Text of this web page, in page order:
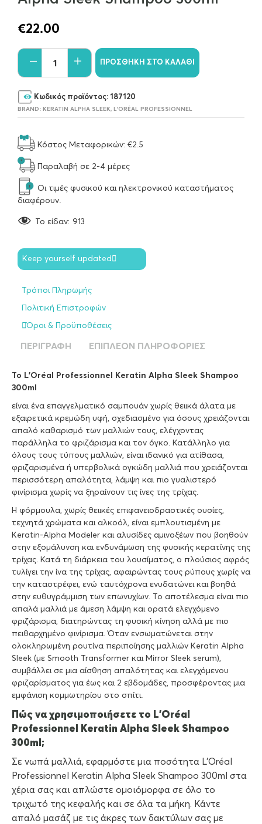
€22.00
ΠΡΟΣΘΉΚΗ ΣΤΟ ΚΑΛΆΘΙ
Κωδικός προϊόντος: 187120
BRAND: KERATIN ALPHA SLEEK, L'ORÉAL PROFESSIONNEL
Κόστος Μεταφορικών: €2.5
Παραλαβή σε 2-4 μέρες
Οι τιμές φυσικού και ηλεκτρονικού καταστήματος
διαφέρουν.
To είδαν: 913
Keep yourself updated
Τρόποι Πληρωμής
Πολιτική Επιστροφών
Όροι & Προϋποθέσεις
ΠΕΡΙΓΡΑΦΉ ΕΠΙΠΛΈΟΝ ΠΛΗΡΟΦΟΡΊΕΣ
Το L’Oréal Professionnel Keratin Alpha Sleek Shampoo
300ml
είναι ένα επαγγελματικό σαμπουάν χωρίς θειικά άλατα με
εξαιρετικά κρεμώδη υφή, σχεδιασμένο για όσους χρειάζονται
απαλό καθαρισμό των μαλλιών τους, ελέγχοντας
παράλληλα το φριζάρισμα και τον όγκο. Κατάλληλο για
όλους τους τύπους μαλλιών, είναι ιδανικό για ατίθασα,
φριζαρισμένα ή υπερβολικά ογκώδη μαλλιά που χρειάζονται
περισσότερη απαλότητα, λάμψη και πιο γυαλιστερό
φινίρισμα χωρίς να ξηραίνουν τις ίνες της τρίχας.
Η φόρμουλα, χωρίς θειικές επιφανειοδραστικές ουσίες,
τεχνητά χρώματα και αλκοόλ, είναι εμπλουτισμένη με
Keratin-Alpha Modeler και αλυσίδες αμινοξέων που βοηθούν
στην εξομάλυνση και ενδυνάμωση της φυσικής κερατίνης της
τρίχας. Κατά τη διάρκεια του λουσίματος, ο πλούσιος αφρός
τυλίγει την ίνα της τρίχας, αφαιρώντας τους ρύπους χωρίς να
την καταστρέφει, ενώ ταυτόχρονα ενυδατώνει και βοηθά
στην ευθυγράμμιση των επωνυχίων. Το αποτέλεσμα είναι πιο
απαλά μαλλιά με άμεση λάμψη και ορατά ελεγχόμενο
φριζάρισμα, διατηρώντας τη φυσική κίνηση αλλά με πιο
πειθαρχημένο φινίρισμα. Όταν ενσωματώνεται στην
ολοκληρωμένη ρουτίνα περιποίησης μαλλιών Keratin Alpha
Sleek (με Smooth Transformer και Mirror Sleek serum),
συμβάλλει σε μια αίσθηση απαλότητας και ελεγχόμενου
φριζαρίσματος για έως και 2 εβδομάδες, προσφέροντας μια
εμφάνιση κομμωτηρίου στο σπίτι.
Πώς να χρησιμοποιήσετε το L’Oréal
Professionnel Keratin Alpha Sleek Shampoo
300ml;
Σε νωπά μαλλιά, εφαρμόστε μια ποσότητα L’Oréal
Professionnel Keratin Alpha Sleek Shampoo 300ml στα
χέρια σας και απλώστε ομοιόμορφα σε όλο το
τριχωτό της κεφαλής και σε όλα τα μήκη. Κάντε
απαλό μασάζ με τις άκρες των δακτύλων σας με